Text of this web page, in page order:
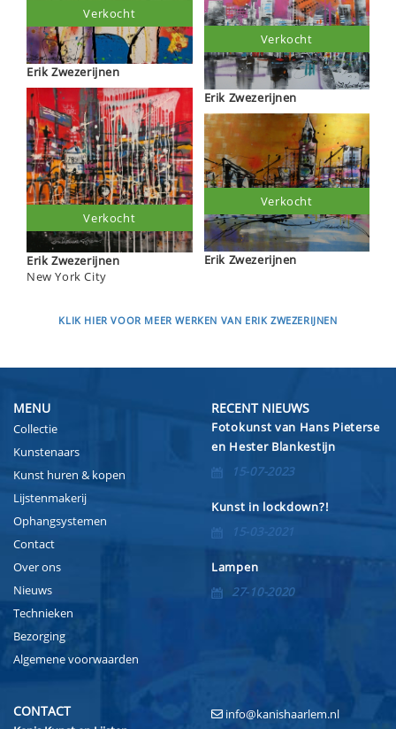
Erik Zwezerijnen
Verkocht
Erik Zwezerijnen
New York City
Verkocht
Erik Zwezerijnen
Verkocht
Erik Zwezerijnen
Verkocht
KLIK HIER VOOR MEER WERKEN VAN ERIK ZWEZERIJNEN
MENU
Collectie
Kunstenaars
Kunst huren & kopen
Lijstenmakerij
Ophangsystemen
Contact
Over ons
Nieuws
Technieken
Bezorging
Algemene voorwaarden
RECENT NIEUWS
Fotokunst van Hans Pieterse
en Hester Blankestijn
15-07-2023
Kunst in lockdown?!
15-03-2021
Lampen
27-10-2020
CONTACT info@kanishaarlem.nl